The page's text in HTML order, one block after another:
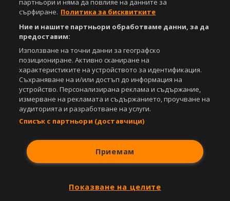
партньори и няма да повлияе на данните за
сърфиране. Политика за бисквитките
Ние и нашите партньори обработваме данни, за да
предоставим:
Използване на точни данни за географско
позициониране. Активно сканиране на
характеристиките на устройството за идентификация.
Съхраняване на и/или достъп до информация на
устройство. Персонализирана реклама и съдържание,
измерване на рекламата и съдържанието, проучване на
аудиторията и разработване на услуги.
Списък с партньори (доставчици)
Приемам
Показване на целите